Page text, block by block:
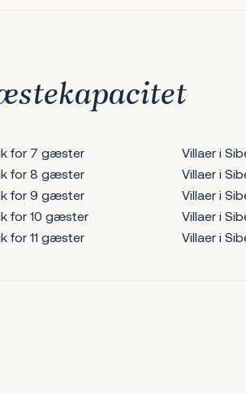
for 7 gæster
for 8 gæster
for 9 gæster
for 10 gæster
for 11 gæster
Villaer i
Villaer i
Villaer i
Villaer i
Villaer i